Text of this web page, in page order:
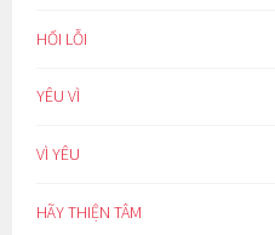
HỐI LỖI
YÊU VÌ
VÌ YÊU
HÃY THIỆN TÂM